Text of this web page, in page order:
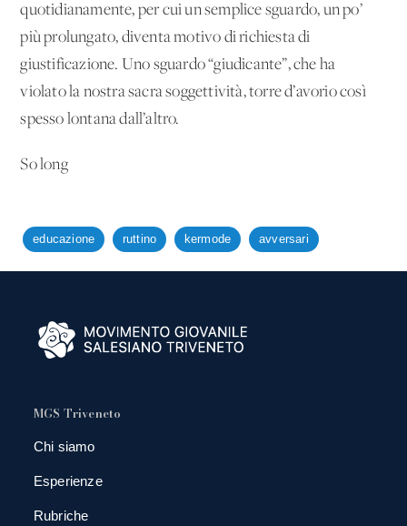
quotidianamente, per cui un semplice sguardo, un po’
più prolungato, diventa motivo di richiesta di
giustificazione. Uno sguardo “giudicante”, che ha
violato la nostra sacra soggettività, torre d’avorio così
spesso lontana dall’altro.
So long
educazione ruttino kermode avversari
MGS Triveneto
Chi siamo
Esperienze
Rubriche